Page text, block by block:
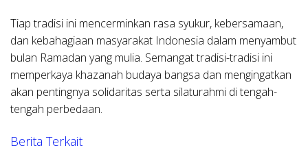
Tiap tradisi ini mencerminkan rasa syukur, kebersamaan,
dan kebahagiaan masyarakat Indonesia dalam menyambut
bulan Ramadan yang mulia. Semangat tradisi-tradisi ini
memperkaya khazanah budaya bangsa dan mengingatkan
akan pentingnya solidaritas serta silaturahmi di tengah-
tengah perbedaan.
Berita Terkait